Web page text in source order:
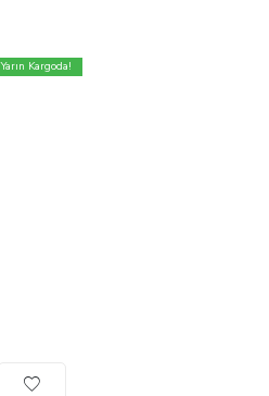
Yarın Kargoda!